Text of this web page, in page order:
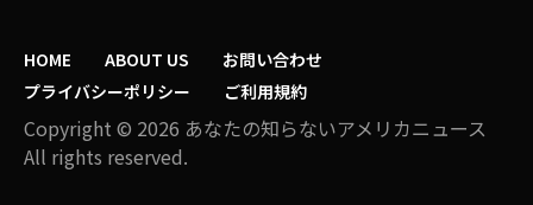
HOME ABOUT US
お問い合わせ
プライバシーポリシー
ご利用規約
Copyright © 2026 あなたの知らないアメリカニュース
All rights reserved.